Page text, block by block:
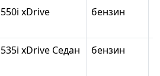
550i xDrive бензин
535i xDrive Седан бензин